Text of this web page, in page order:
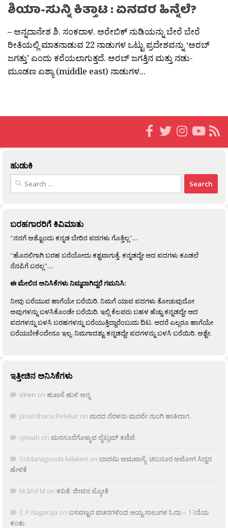
ಶಿಯಾ-ಸುನ್ನಿ ಕಿತ್ತಾಟ : ಏನದರ ಹಿನ್ನೆಲೆ?
– ಅನ್ನದಾನೇಶ ಶಿ. ಸಂಕದಾಳ. ಅರೇಬಿಕ್ ನುಡಿಯನ್ನು ಬೇರೆ ಬೇರೆ
ರೀತಿಯಲ್ಲಿ ಮಾತನಾಡುವ 22 ನಾಡುಗಳ ಒಟ್ಟು ಪ್ರದೇಶವನ್ನು ‘ಅರಬ್
ಜಗತ್ತು’ ಎಂದು ಕರೆಯಲಾಗುತ್ತದೆ. ಅರಬ್ ಜಗತ್ತಿನ ಮತ್ತು ನಡು-
ಮೂಡಣ ಏಶ್ಯಾ (middle east) ನಾಡುಗಳ...
ಹುಡುಕಿ
Search
ಬರಹಗಾರರಿಗೆ ಕಿವಿಮಾತು
“ನನಗೆ ಅಶ್ಟೊಂದು ಕನ್ನಡ ಬೇರಿನ ಪದಗಳು ಗೊತ್ತಿಲ್ಲ”…
“ಹೊನಲಿಗಾಗಿ ಬರಹ ಬರೆಯೋದು ಕಶ್ಟವಾಗುತ್ತೆ. ಕನ್ನಡದ್ದೇ ಆದ ಪದಗಳು ಕೂಡಲೆ
ನೆನಪಿಗೆ ಬರಲ್ಲ”…
ಈ ಮೇಲಿನ ಅನಿಸಿಕೆಗಳು ನಿಮ್ಮದಾಗಿದ್ದರೆ ಗಮನಿಸಿ:
ನೀವು ಬರೆಯುವ ಹಾಗೆಯೇ ಬರೆಯಿರಿ. ನಿಮಗೆ ಯಾವ ಪದಗಳು ತೋಚುವುದೋ
ಅವುಗಳನ್ನು ಬಳಸಿಕೊಂಡೇ ಬರೆಯಿರಿ. ಇಲ್ಲಿ ಕೆಲವರು ಬಹಳ ಹೆಚ್ಚು ಕನ್ನಡದ್ದೇ ಆದ
ಪದಗಳನ್ನು ಬಳಸಿ ಬರಹಗಳನ್ನು ಬರೆಯುತ್ತಿದ್ದಾರೆಂಬುದು ದಿಟ. ಆದರೆ ಎಲ್ಲರೂ ಹಾಗೆಯೇ
ಬರೆಯಬೇಕೆಂದೇನೂ ಇಲ್ಲ. ನಿಮಗಾದಶ್ಟು ಕನ್ನಡದ್ದೇ ಪದಗಳನ್ನು ಬಳಸಿ ಬರೆಯಿರಿ, ಅಶ್ಟೇ.
ಇತ್ತೀಚಿನ ಅನಿಸಿಕೆಗಳು
Viren on ಹುಣಸೆ ಹುಳಿ ಅನ್ನ
Janardhana Relekar on ಮರದ ನೆರಳನು ಮರವೇ ನುಂಗಿ ಹಾಕಿದಾಗ…
rjnivah on ಮನಸೂರೆಗೊಳ್ಳುವ ಲೈಟ್ಲಮ್ ಕಣಿವೆ
Siddanagouda kalakeri on ಬಾದಮಿ ಅಮವಾಸ್ಯೆ: ಚಬನೂರ ಅಮೋಗ ಸಿದ್ದನ
ಹೇಳಿಕೆ
M âñd M on ಕವಿತೆ: ಜೀವನ ಜ್ಯೋತಿ
C.P.Nagaraja on ಬಸವಣ್ಣನ ವಚನಗಳಿಂದ ಆಯ್ದ ಸಾಲುಗಳ ಓದು – 13ನೆಯ
ಕಂತು